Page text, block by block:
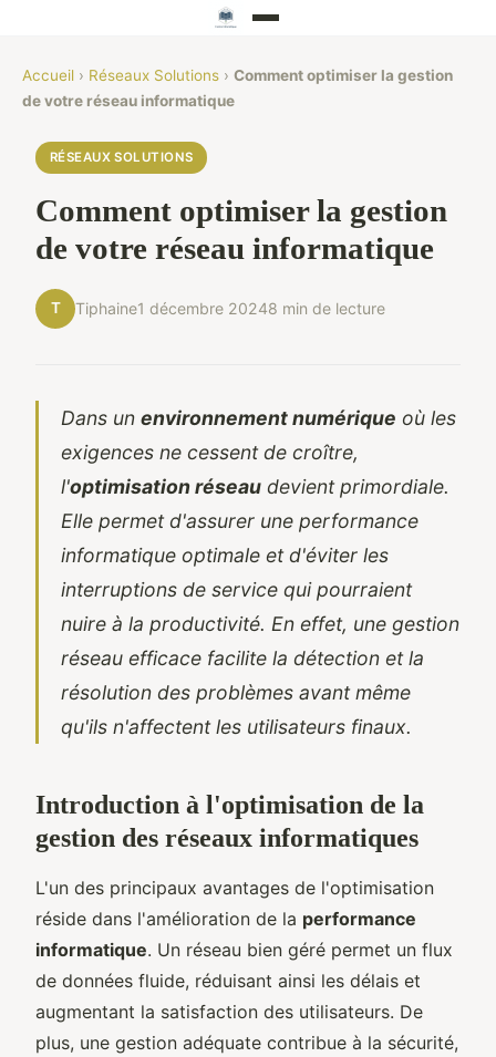
Accueil › Réseaux Solutions › Comment optimiser la gestion
de votre réseau informatique
RÉSEAUX SOLUTIONS
Comment optimiser la gestion
de votre réseau informatique
T Tiphaine1 décembre 20248 min de lecture
Dans un environnement numérique où les
exigences ne cessent de croître,
l'optimisation réseau devient primordiale.
Elle permet d'assurer une performance
informatique optimale et d'éviter les
interruptions de service qui pourraient
nuire à la productivité. En effet, une gestion
réseau efficace facilite la détection et la
résolution des problèmes avant même
qu'ils n'affectent les utilisateurs finaux.
Introduction à l'optimisation de la
gestion des réseaux informatiques
L'un des principaux avantages de l'optimisation
réside dans l'amélioration de la performance
informatique. Un réseau bien géré permet un flux
de données fluide, réduisant ainsi les délais et
augmentant la satisfaction des utilisateurs. De
plus, une gestion adéquate contribue à la sécurité,